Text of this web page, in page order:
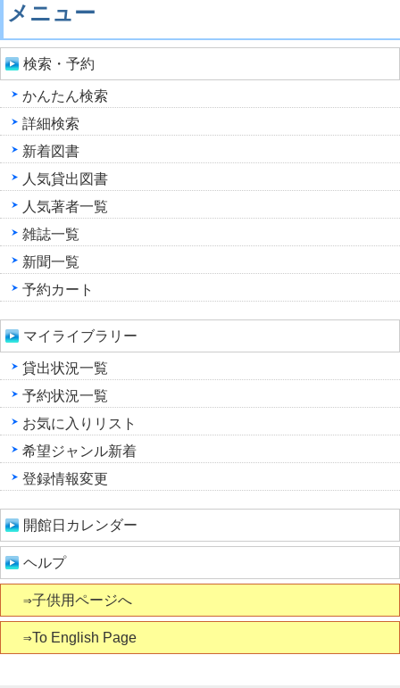
メニュー
検索・予約
かんたん検索
詳細検索
新着図書
人気貸出図書
人気著者一覧
雑誌一覧
新聞一覧
予約カート
マイライブラリー
貸出状況一覧
予約状況一覧
お気に入りリスト
希望ジャンル新着
登録情報変更
開館日カレンダー
ヘルプ
⇒子供用ページへ
⇒To English Page